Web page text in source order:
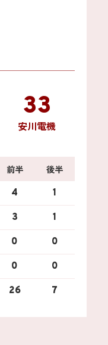
33
安川電機
前半 後半
4 1
3 1
0 0
0 0
26 7